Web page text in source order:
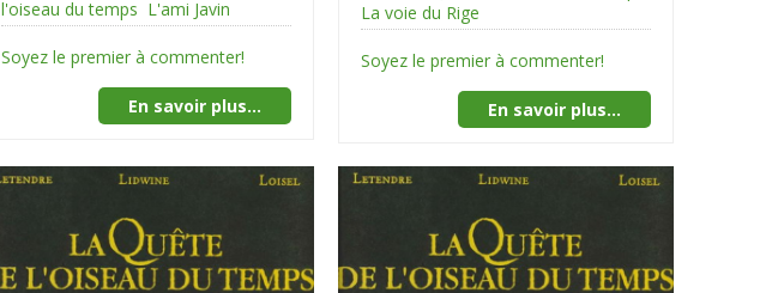
l'oiseau du temps L'ami Javin
Soyez le premier à commenter!
En savoir plus...
La voie du Rige
Soyez le premier à commenter!
En savoir plus...